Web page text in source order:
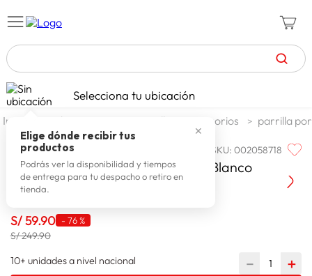
TÉRMINOS MÁS BUSCADOS
1. celulares
2. zapatillas mujer
3. zapatillas hombre
4. moda
6. tv
7 laptop
Selecciona tu ubicación
✕
Elige dónde recibir tus
productos
Podrás ver la disponibilidad y tiempos
de entrega para tu despacho o retiro en
tienda.
jardin y terraza parrillas y accesorios parrilla
FAMILIA SKU:002058718
Familia Parrilla Tipo Balon Acero Blanco
S/59.90 - 76 %
S/ 249.90
10+ unidades a nivel nacional
＋
－